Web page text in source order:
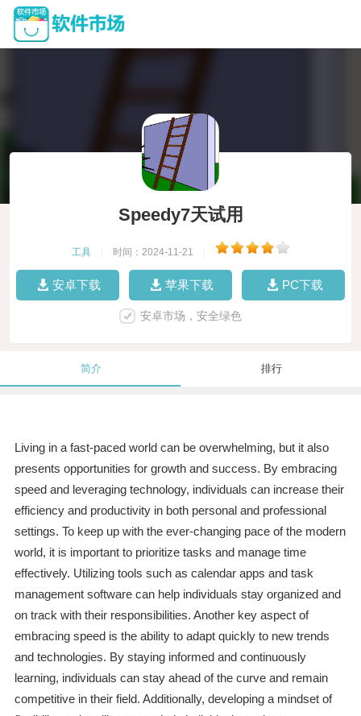
Speedy7天试用
工具 时间：2024-11-21
安卓下载 苹果下载 PC下载
安卓市场，安全绿色
简介 排行
Living in a fast-paced world can be overwhelming, but it also
presents opportunities for growth and success. By embracing
speed and leveraging technology, individuals can increase their
efficiency and productivity in both personal and professional
settings. To keep up with the ever-changing pace of the modern
world, it is important to prioritize tasks and manage time
effectively. Utilizing tools such as calendar apps and task
management software can help individuals stay organized and
on track with their responsibilities. Another key aspect of
embracing speed is the ability to adapt quickly to new trends
and technologies. By staying informed and continuously
learning, individuals can stay ahead of the curve and remain
competitive in their field. Additionally, developing a mindset of